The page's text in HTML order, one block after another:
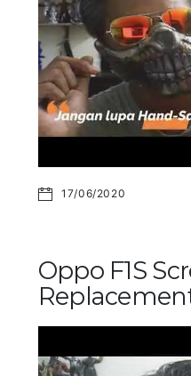
17/06/2020
Oppo F1S